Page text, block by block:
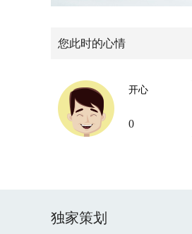
您此时的心情
开心
0
独家策划